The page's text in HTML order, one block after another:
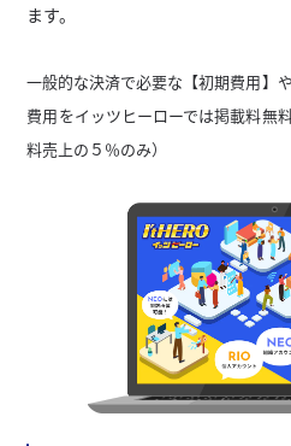
ます。
一般的な決済で必要な【初期費用】
費用をイッツヒーローでは掲載料無
料売上の５％のみ）